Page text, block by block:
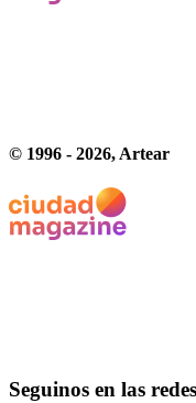
© 1996 - 2026, Artear
Seguinos en las redes